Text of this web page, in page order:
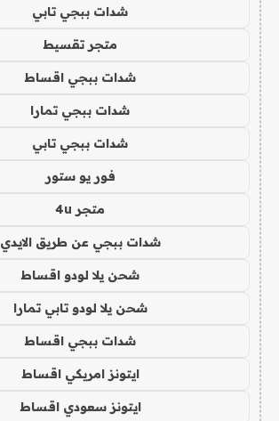
شدات ببجي تابي
متجر تقسيط
شدات ببجي اقساط
شدات ببجي تمارا
شدات ببجي تابي
فور يو ستور
متجر 4u
شدات ببجي عن طريق الايدي
شحن يلا لودو اقساط
شحن يلا لودو تابي تمارا
شدات ببجي اقساط
ايتونز امريكي اقساط
ايتونز سعودي اقساط